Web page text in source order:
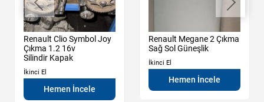
Renault Clio Symbol Joy
Çıkma 1.2 16v
Silindir Kapak
İkinci El
Hemen İncele
Renault Megane 2 Çıkma
Sağ Sol Güneşlik
İkinci El
Hemen İncele